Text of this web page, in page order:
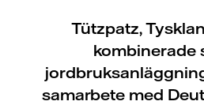
Tützpatz,
kombinerade
samarbete med